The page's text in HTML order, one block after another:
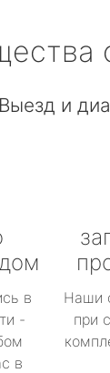
Выезд и
в
-
в
Наши
при